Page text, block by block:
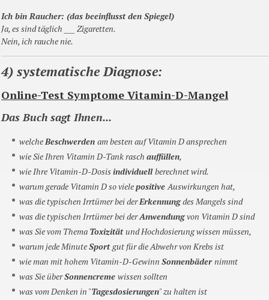
Ich bin Raucher: (das beeinflusst den Spiegel)
Ja, es sind täglich ___ Zigaretten.
Nein, ich rauche nie.
4) systematische Diagnose:
Online-Test Symptome Vitamin-D-Mangel
Das Buch sagt Ihnen...
welcheBeschwerden am besten auf Vitamin D ansprechen
wie Sie Ihren Vitamin D-Tank rasch auffüllen,
wie Ihre Vitamin-D-Dosisindividuellberechnet wird.
warum gerade Vitamin D so vielepositiveAuswirkungen hat,
was die typischen Irrtümer bei derErkennungdes Mangels sind
was die typischen Irrtümer bei derAnwendungvon Vitamin D sind
was Sie vom Thema Toxizitätund Hochdosierung wissen müssen,
warum jede MinuteSportgut für die Abwehr von Krebs ist
wie man mit hohem Vitamin-D-Gewinn Sonnenbädernimmt
was Sie überSonnencreme wissen sollten
was vom Denken in "Tagesdosierungen" zu halten ist